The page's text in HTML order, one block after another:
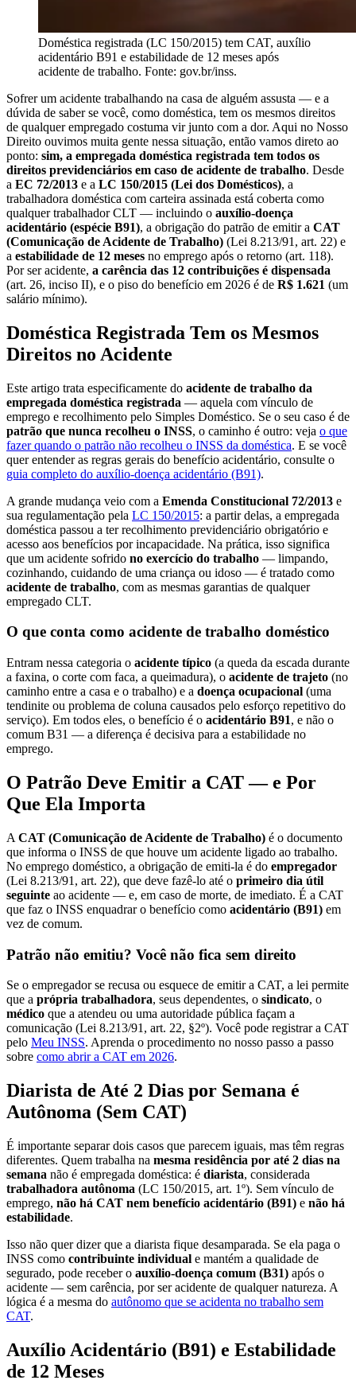
Doméstica registrada (LC 150/2015) tem CAT, auxílio
acidentário B91 e estabilidade de 12 meses após
acidente de trabalho. Fonte: gov.br/inss.
Sofrer um acidente trabalhando na casa de alguém assusta — e a
dúvida de saber se você, como doméstica, tem os mesmos direitos
de qualquer empregado costuma vir junto com a dor. Aqui no Nosso
Direito ouvimos muita gente nessa situação, então vamos direto ao
ponto: sim, a empregada doméstica registrada tem todos os
direitos previdenciários em caso de acidente de trabalho. Desde
a EC 72/2013 e a LC 150/2015 (Lei dos Domésticos), a
trabalhadora doméstica com carteira assinada está coberta como
qualquer trabalhador CLT — incluindo o auxílio-doença
acidentário (espécie B91), a obrigação do patrão de emitir a CAT
(Comunicação de Acidente de Trabalho) (Lei 8.213/91, art. 22) e
a estabilidade de 12 meses no emprego após o retorno (art. 118).
Por ser acidente, a carência das 12 contribuições é dispensada
(art. 26, inciso II), e o piso do benefício em 2026 é de R$ 1.621 (um
salário mínimo).
Doméstica Registrada Tem os Mesmos
Direitos no Acidente
Este artigo trata especificamente do acidente de trabalho da
empregada doméstica registrada — aquela com vínculo de
emprego e recolhimento pelo Simples Doméstico. Se o seu caso é de
patrão que nunca recolheu o INSS, o caminho é outro: veja o que
fazer quando o patrão não recolheu o INSS da doméstica. E se você
quer entender as regras gerais do benefício acidentário, consulte o
guia completo do auxílio-doença acidentário (B91).
A grande mudança veio com a Emenda Constitucional 72/2013 e
sua regulamentação pela LC 150/2015: a partir delas, a empregada
doméstica passou a ter recolhimento previdenciário obrigatório e
acesso aos benefícios por incapacidade. Na prática, isso significa
que um acidente sofrido no exercício do trabalho — limpando,
cozinhando, cuidando de uma criança ou idoso — é tratado como
acidente de trabalho, com as mesmas garantias de qualquer
empregado CLT.
O que conta como acidente de trabalho doméstico
Entram nessa categoria o acidente típico (a queda da escada durante
a faxina, o corte com faca, a queimadura), o acidente de trajeto (no
caminho entre a casa e o trabalho) e a doença ocupacional (uma
tendinite ou problema de coluna causados pelo esforço repetitivo do
serviço). Em todos eles, o benefício é o acidentário B91, e não o
comum B31 — a diferença é decisiva para a estabilidade no
emprego.
O Patrão Deve Emitir a CAT — e Por
Que Ela Importa
A CAT (Comunicação de Acidente de Trabalho) é o documento
que informa o INSS de que houve um acidente ligado ao trabalho.
No emprego doméstico, a obrigação de emiti-la é do empregador
(Lei 8.213/91, art. 22), que deve fazê-lo até o primeiro dia útil
seguinte ao acidente — e, em caso de morte, de imediato. É a CAT
que faz o INSS enquadrar o benefício como acidentário (B91) em
vez de comum.
Patrão não emitiu? Você não fica sem direito
Se o empregador se recusa ou esquece de emitir a CAT, a lei permite
que a própria trabalhadora, seus dependentes, o sindicato, o
médico que a atendeu ou uma autoridade pública façam a
comunicação (Lei 8.213/91, art. 22, §2º). Você pode registrar a CAT
pelo Meu INSS. Aprenda o procedimento no nosso passo a passo
sobre como abrir a CAT em 2026.
Diarista de Até 2 Dias por Semana é
Autônoma (Sem CAT)
É importante separar dois casos que parecem iguais, mas têm regras
diferentes. Quem trabalha na mesma residência por até 2 dias na
semana não é empregada doméstica: é diarista, considerada
trabalhadora autônoma (LC 150/2015, art. 1º). Sem vínculo de
emprego, não há CAT nem benefício acidentário (B91) e não há
estabilidade.
Isso não quer dizer que a diarista fique desamparada. Se ela paga o
INSS como contribuinte individual e mantém a qualidade de
segurado, pode receber o auxílio-doença comum (B31) após o
acidente — sem carência, por ser acidente de qualquer natureza. A
lógica é a mesma do autônomo que se acidenta no trabalho sem
CAT.
Auxílio Acidentário (B91) e Estabilidade
de 12 Meses